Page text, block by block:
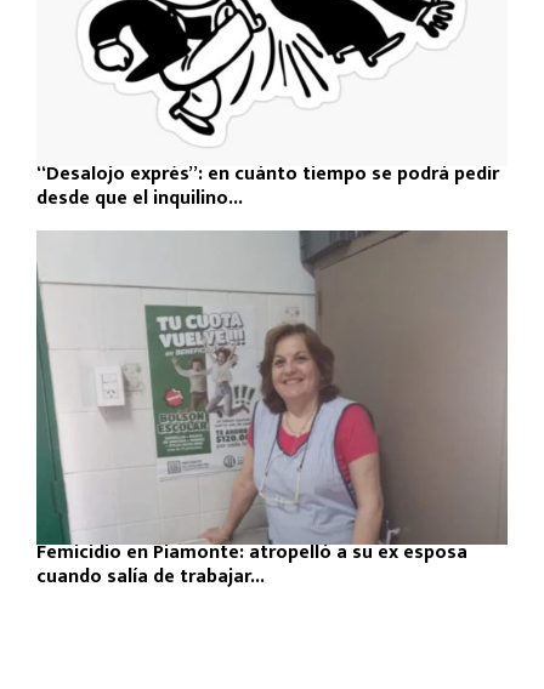
“Desalojo exprés”: en cuánto tiempo se podrá pedir
desde que el inquilino...
Femicidio en Piamonte: atropelló a su ex esposa
cuando salía de trabajar...